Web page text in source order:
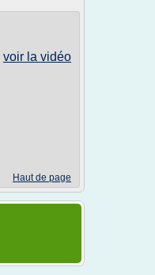
voir la vidéo
Haut de page